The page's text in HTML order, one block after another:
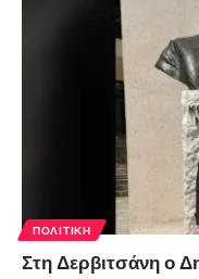
ΠΟΛΙΤΙΚΉ
Στη Δερβιτσάνη ο